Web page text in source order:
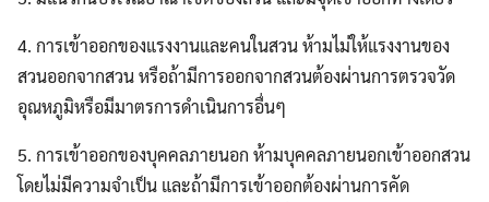
4. การเข้าออกของแรงงานและคนในสวน ห้ามไม่ให้แรงงานของ
สวนออกจากสวน หรือถ้ามีการออกจากสวนต้องผ่านการตรวจวัด
อุณหภูมิหรือมีมาตรการดำเนินการอื่นๆ
5. การเข้าออกของบุคคลภายนอก ห้ามบุคคลภายนอกเข้าออกสวน
โดยไม่มีความจำเป็น และถ้ามีการเข้าออกต้องผ่านการคัด